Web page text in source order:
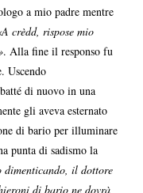
a mio padre mentre
crèdd, rispose mio
. Alla fine il responso fu
Uscendo
di nuovo in una
gli aveva esternato
di bario per illuminare
punta di sadismo la
dimenticando, il dottore
di bario ne dovrà